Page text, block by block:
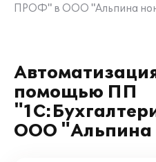
ПРОФ" в ООО "Альпина
помощью ПП
ООО